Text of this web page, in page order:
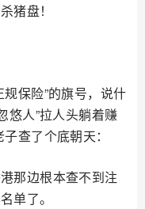
猪盘！
保险”的旗号，说什
悠人”拉人头躺着赚
查了个底朝天：
那边根本查不到注
单了。